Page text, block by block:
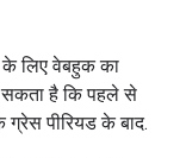
के लिए वेबहुक का
सकता है कि पहले से
ग्रेस पीरियड के बाद.